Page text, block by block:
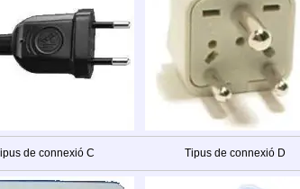
de connexió C Tipus de connexió D